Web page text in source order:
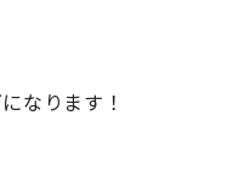
なります！